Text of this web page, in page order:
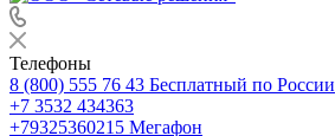
Телефоны
8 (800) 555 76 43 Бесплатный по России
+7 3532 434363
+79325360215 Мегафон